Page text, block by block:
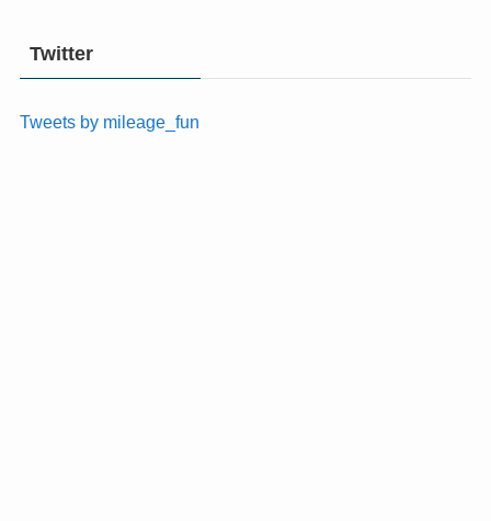
Twitter
Tweets by mileage_fun